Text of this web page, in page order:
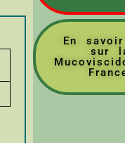
En
sur